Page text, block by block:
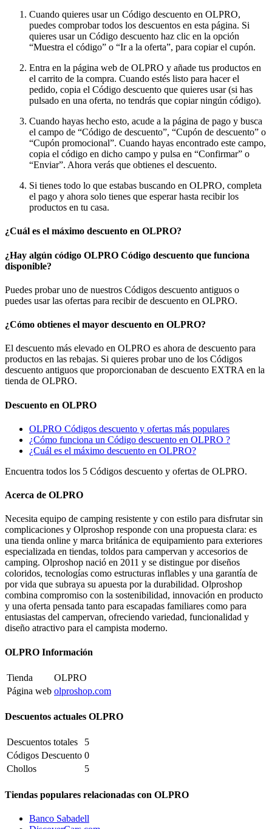
Cuando quieres usar un Código descuento en OLPRO,
puedes comprobar todos los descuentos en esta página. Si
quieres usar un Código descuento haz clic en la opción
“Muestra el código” o “Ir a la oferta”, para copiar el cupón.
Entra en la página web de OLPRO y añade tus productos en
el carrito de la compra. Cuando estés listo para hacer el
pedido, copia el Código descuento que quieres usar (si has
pulsado en una oferta, no tendrás que copiar ningún código).
Cuando hayas hecho esto, acude a la página de pago y busca
el campo de “Código de descuento”, “Cupón de descuento” o
“Cupón promocional”. Cuando hayas encontrado este campo,
copia el código en dicho campo y pulsa en “Confirmar” o
“Enviar”. Ahora verás que obtienes el descuento.
Si tienes todo lo que estabas buscando en OLPRO, completa
el pago y ahora solo tienes que esperar hasta recibir los
productos en tu casa.
¿Cuál es el máximo descuento en OLPRO?
¿Hay algún código OLPRO Código descuento que funciona
disponible?
Puedes probar uno de nuestros Códigos descuento antiguos o
puedes usar las ofertas para recibir de descuento en OLPRO.
¿Cómo obtienes el mayor descuento en OLPRO?
El descuento más elevado en OLPRO es ahora de descuento para
productos en las rebajas. Si quieres probar uno de los Códigos
descuento antiguos que proporcionaban de descuento EXTRA en la
tienda de OLPRO.
Descuento en OLPRO
OLPRO Códigos descuento y ofertas más populares
¿Cómo funciona un Código descuento en OLPRO ?
¿Cuál es el máximo descuento en OLPRO?
Encuentra todos los 5 Códigos descuento y ofertas de OLPRO.
Acerca de OLPRO
Necesita equipo de camping resistente y con estilo para disfrutar sin
complicaciones y Olproshop responde con una propuesta clara: es
una tienda online y marca británica de equipamiento para exteriores
especializada en tiendas, toldos para campervan y accesorios de
camping. Olproshop nació en 2011 y se distingue por diseños
coloridos, tecnologías como estructuras inflables y una garantía de
por vida que subraya su apuesta por la durabilidad. Olproshop
combina compromiso con la sostenibilidad, innovación en producto
y una oferta pensada tanto para escapadas familiares como para
entusiastas del campervan, ofreciendo variedad, funcionalidad y
diseño atractivo para el campista moderno.
OLPRO Información
Tienda
OLPRO
Página web olproshop.com
Descuentos actuales OLPRO
Descuentos totales
5
Códigos Descuento 0
Chollos
5
Tiendas populares relacionadas con OLPRO
Banco Sabadell